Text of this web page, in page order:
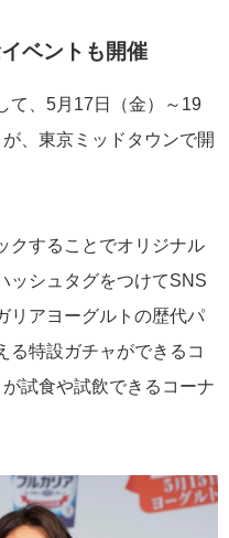
ベントも開催
て、5月17日（金）～19
、東京ミッドタウンで開
クすることでオリジナル
ッシュタグをつけてSNS
リアヨーグルトの歴代パ
る特設ガチャができるコ
試食や試飲できるコーナ